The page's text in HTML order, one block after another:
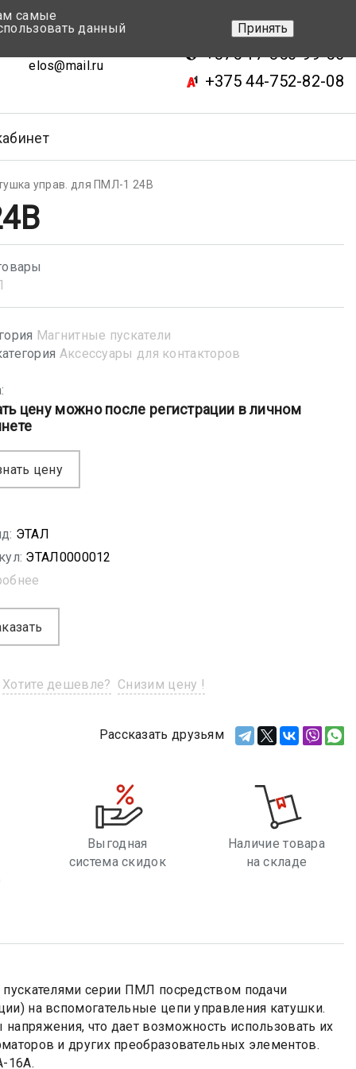
elos@mail.ru
+375 17-343-46-70
+375 17-350-99-56
+375 44-752-82-08
управ. для ПМЛ-1 24В
Магнитные пускатели
Аксессуары для контакторов
цену можно после регистрации в личном
цену
ЭТАЛ
ЭТАЛ0000012
Хотите дешевле? Снизим цену !
Рассказать друзьям
Выгодная
система скидок
Наличие товара
на складе
серии ПМЛ посредством подачи
на вспомогательные цепи управления катушки.
что дает возможность использовать их
и других преобразовательных элементов.
16А.
самые
данный
Принять